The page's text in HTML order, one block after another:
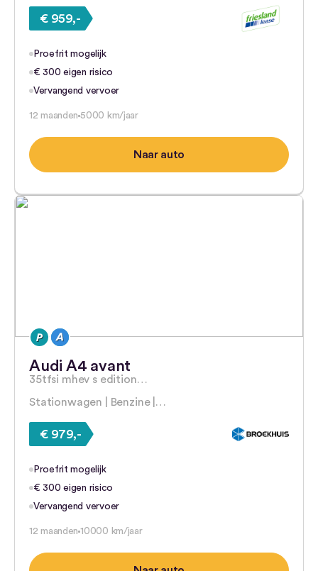
€ 959,-
Proefrit mogelijk
€ 300 eigen risico
Vervangend vervoer
12 maanden 5000 km/jaar
Naar auto
Audi A4 avant
35tfsi mhev s edition…
Stationwagen | Benzine |…
€ 979,-
Proefrit mogelijk
€ 300 eigen risico
Vervangend vervoer
12 maanden 10000 km/jaar